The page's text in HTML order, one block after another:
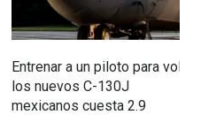
Entrenar a un piloto para volar
los nuevos C-130J
mexicanos cuesta 2.9